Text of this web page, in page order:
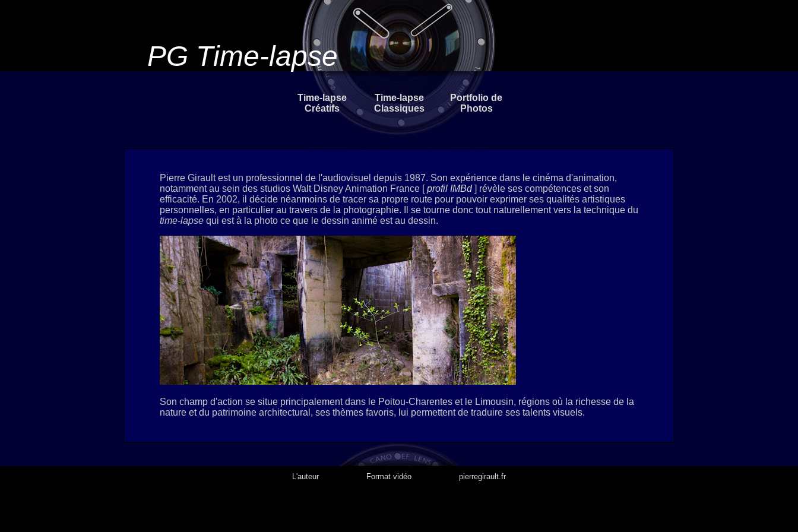
PG Time-lapse
Time-lapse
Créatifs
Time-lapse
Classiques
Portfolio de
Photos
Pierre Girault est un professionnel de l'audiovisuel depuis 1987. Son expérience dans le cinéma d'animation,
notamment au sein des studios Walt Disney Animation France [profil IMBd] révèle ses compétences et son
efficacité. En 2002, il décide néanmoins de tracer sa propre route pour pouvoir exprimer ses qualités artistiques
personnelles, en particulier au travers de la photographie. Il se tourne donc tout naturellement vers la technique du
time-lapsequi est à la photo ce que le dessin animé est au dessin.
Son champ d'action se situe principalement dans le Poitou-Charentes et le Limousin, régions où la richesse de la
nature et du patrimoine architectural, ses thèmes favoris, lui permettent de traduire ses talents visuels.
L'auteur Format vidéo pierregirault.fr